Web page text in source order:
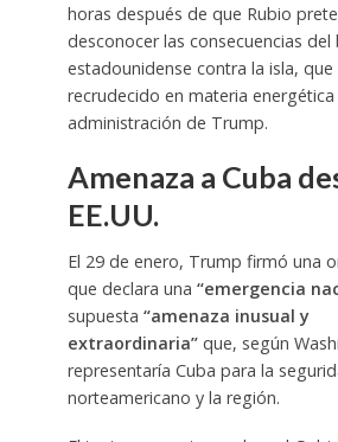
horas después de que Rubio
desconocer las consecuencias del
estadounidense contra la isla, que
recrudecido en materia
administración de Trump.
Amenaza a Cuba
EE.UU.
El 29 de enero, Trump firmó una
que declara una “emergencia
supuesta “amenaza inusual y
extraordinaria”que, según
representaría Cuba para la
norteamericano y la región.